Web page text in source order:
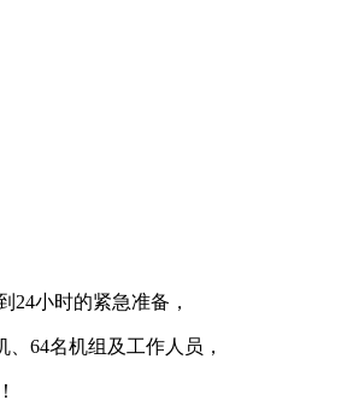
24小时的紧急准备，
、64名机组及工作人员，